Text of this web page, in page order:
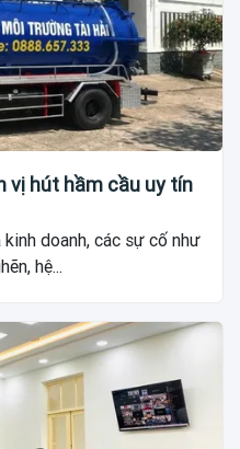
vị hút hầm cầu uy tín
doanh, các sự cố như
hệ...